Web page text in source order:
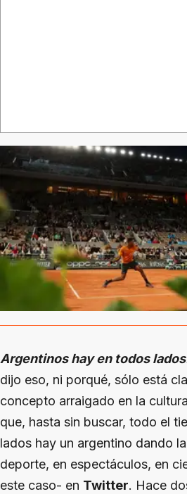
Argentinos hay en todos lados
dijo eso, ni porqué, sólo está
concepto arraigado en la
que, hasta sin buscar, todo el
lados hay un argentino dando
deporte, en espectáculos, en
este caso- en Twitter. Hace